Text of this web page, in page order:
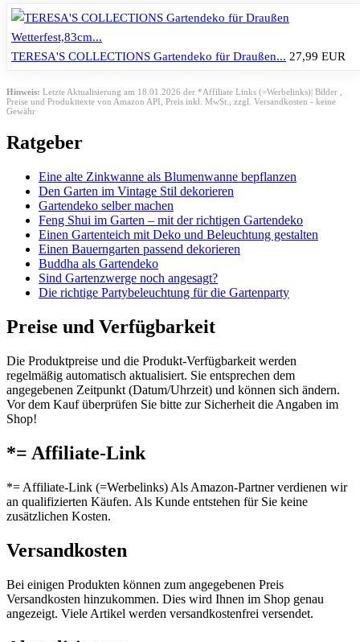
TERESA'S COLLECTIONS Gartendeko für Draußen... 27,99 EUR
Hinweis: Letzte Aktualisierung am 18.01.2026 der *Affiliate Links (=Werbelinks)| Bilder ,
Preise und Produkttexte von Amazon API, Preis inkl. MwSt., zzgl. Versandkosten - keine
Gewähr
Ratgeber
Eine alte Zinkwanne als Blumenwanne bepflanzen
Den Garten im Vintage Stil dekorieren
Gartendeko selber machen
Feng Shui im Garten – mit der richtigen Gartendeko
Einen Gartenteich mit Deko und Beleuchtung gestalten
Einen Bauerngarten passend dekorieren
Buddha als Gartendeko
Sind Gartenzwerge noch angesagt?
Die richtige Partybeleuchtung für die Gartenparty
Preise und Verfügbarkeit
Die Produktpreise und die Produkt-Verfügbarkeit werden
regelmäßig automatisch aktualisiert. Sie entsprechen dem
angegebenen Zeitpunkt (Datum/Uhrzeit) und können sich ändern.
Vor dem Kauf überprüfen Sie bitte zur Sicherheit die Angaben im
Shop!
*= Affiliate-Link
*= Affiliate-Link (=Werbelinks) Als Amazon-Partner verdienen wir
an qualifizierten Käufen. Als Kunde entstehen für Sie keine
zusätzlichen Kosten.
Versandkosten
Bei einigen Produkten können zum angegebenen Preis
Versandkosten hinzukommen. Dies wird Ihnen im Shop genau
angezeigt. Viele Artikel werden versandkostenfrei versendet.